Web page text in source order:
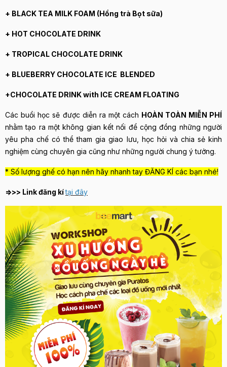
+ BLACK TEA MILK FOAM (Hồng trà Bọt sữa)
+ HOT CHOCOLATE DRINK
+ TROPICAL CHOCOLATE DRINK
+ BLUEBERRY CHOCOLATE ICE BLENDED
+CHOCOLATE DRINK with ICE CREAM FLOATING
Các buổi học sẽ được diễn ra một cách HOÀN TOÀN MIỄN PHÍ
nhằm tạo ra một không gian kết nối để cộng đồng những người
yêu pha chế có thể tham gia giao lưu, học hỏi và chia sẻ kinh
nghiệm cùng chuyên gia cũng như những người chung ý tưởng.
* Số lượng ghế có hạn nên hãy nhanh tay ĐĂNG KÍ các bạn nhé!
=>>> Link đăng kítại đây